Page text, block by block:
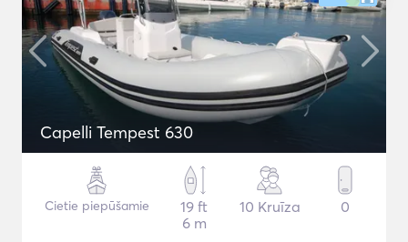
Capelli Tempest 630
Cietie piepūšamie
19 ft
6 m
10 Kruīza 0